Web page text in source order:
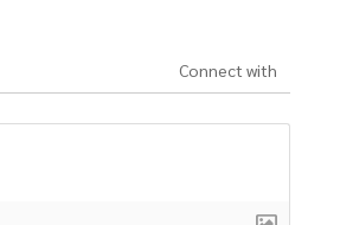
Connect with